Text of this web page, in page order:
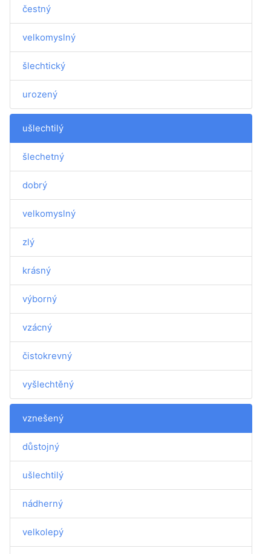
čestný
velkomyslný
šlechtický
urozený
ušlechtilý
šlechetný
dobrý
velkomyslný
zlý
krásný
výborný
vzácný
čistokrevný
vyšlechtěný
vznešený
důstojný
ušlechtilý
nádherný
velkolepý